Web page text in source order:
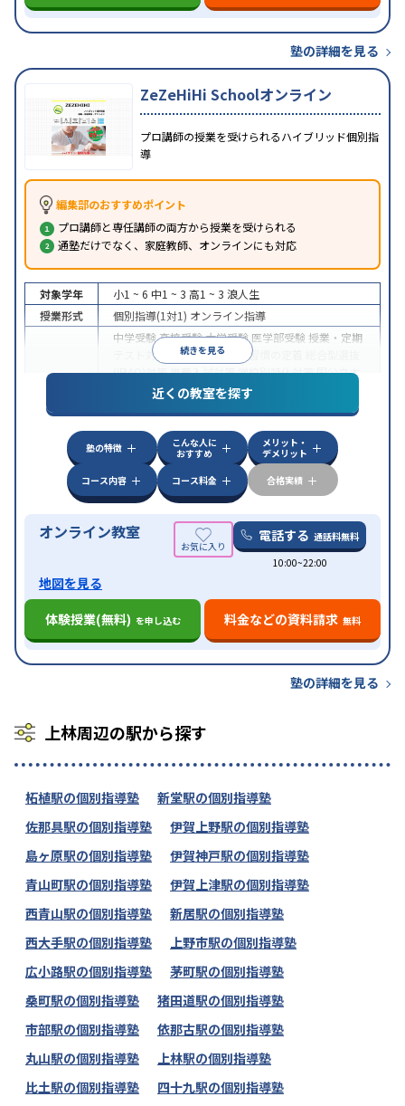
塾の詳細を見る
ZeZeHiHi Schoolオンライン
プロ講師の授業を受けられるハイブリッド個別指
導
編集部のおすすめポイント
プロ講師と専任講師の両方から授業を受けられる
通塾だけでなく、家庭教師、オンラインにも対応
続きを見る
対象学年 小1 ~ 6 中1 ~ 3 高1 ~ 3 浪人生
授業形式
個別指導(1対1) オンライン指導
中学受験高校受験大学受験 医学部受験 授業・定期
テスト対策
内申点対策 学習習慣の定着
(旧AO)対策推薦入試対策学校別特化対策国公立大
私大対策共通テスト対策
英語・英会話特化
特徴
中高一貫校生に対応授業の振替可能 不登校生に対
オンライン対応 1科目から受講可能季節講習の
みの受講可
自習室あり
近くの教室を探す
塾の特徴
こんな人に
おすすめ
メリット・
デメリット
コース内容
コース料金 合格実績
オンライン教室 電話する 通話料無料
10:00~22:00
地図を見る
体験授業(無料) を申し込む 料金などの資料請求 無料
塾の詳細を見る
上林周辺の駅から探す
柘植駅の個別指導塾
新堂駅の個別指導塾
佐那具駅の個別指導塾
伊賀上野駅の個別指導塾
島ヶ原駅の個別指導塾
伊賀神戸駅の個別指導塾
青山町駅の個別指導塾
伊賀上津駅の個別指導塾
西青山駅の個別指導塾
新居駅の個別指導塾
西大手駅の個別指導塾
上野市駅の個別指導塾
広小路駅の個別指導塾
茅町駅の個別指導塾
桑町駅の個別指導塾
猪田道駅の個別指導塾
市部駅の個別指導塾
依那古駅の個別指導塾
丸山駅の個別指導塾
上林駅の個別指導塾
比土駅の個別指導塾
四十九駅の個別指導塾